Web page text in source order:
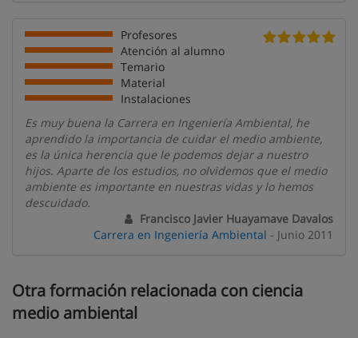
Profesores
Atención al alumno
Temario
Material
Instalaciones
Es muy buena la Carrera en Ingeniería Ambiental, he
aprendido la importancia de cuidar el medio ambiente,
es la única herencia que le podemos dejar a nuestro
hijos. Aparte de los estudios, no olvidemos que el medio
ambiente es importante en nuestras vidas y lo hemos
descuidado.
Francisco Javier Huayamave Davalos
Carrera en Ingeniería Ambiental - Junio 2011
Otra formación relacionada con ciencia
medio ambiental